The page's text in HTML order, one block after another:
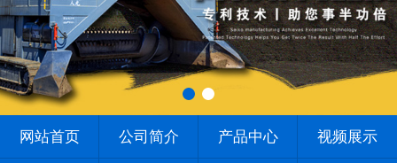
网站首页 公司简介 产品中心 视频展示